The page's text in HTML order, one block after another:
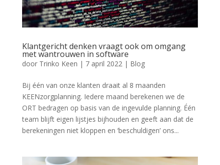
Klantgericht denken vraagt ook om omgang
met wantrouwen in software
door Trinko Keen | 7 april 2022| Blog
Bij één van onze klanten draait al 8 maanden
KEENzorgplanning. Iedere maand berekenen we de
ORT bedragen op basis van de ingevulde planning. Één
team blijft eigen lijstjes bijhouden en geeft aan dat de
berekeningen niet kloppen en ‘beschuldigen’ ons...